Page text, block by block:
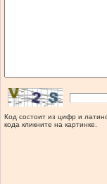
Код состоит из цифр и
кода кликните на картинке.